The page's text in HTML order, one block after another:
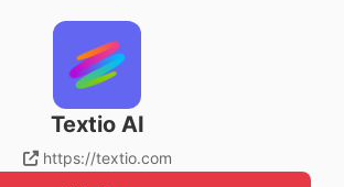
Textio AI
https://textio.com